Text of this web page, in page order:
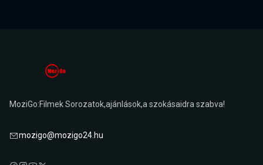
MoziGo:Filmek Sorozatok,ajánlások,a szokásaidra szabva!
mozigo@mozigo24.hu